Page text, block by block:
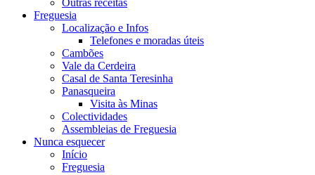
Outras receitas
Freguesia
Localização e Infos
Telefones e moradas úteis
Cambões
Vale da Cerdeira
Casal de Santa Teresinha
Panasqueira
Visita às Minas
Colectividades
Assembleias de Freguesia
Nunca esquecer
Início
Freguesia